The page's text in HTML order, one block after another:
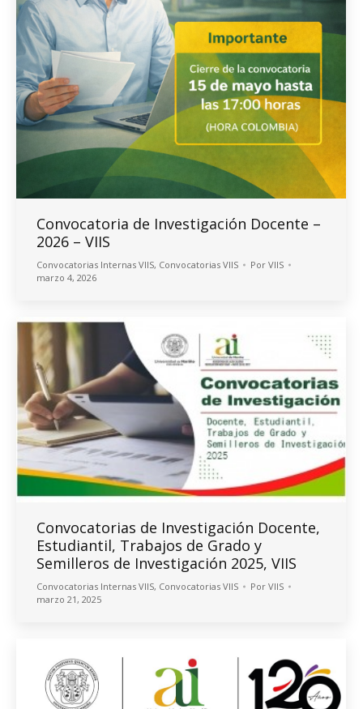
Convocatoria de Investigación Docente –
2026 – VIIS
Convocatorias Internas VIIS, Convocatorias VIIS Por VIIS
marzo 4, 2026
Convocatorias de Investigación Docente,
Estudiantil, Trabajos de Grado y
Semilleros de Investigación 2025, VIIS
Convocatorias Internas VIIS, Convocatorias VIIS Por VIIS
marzo 21, 2025